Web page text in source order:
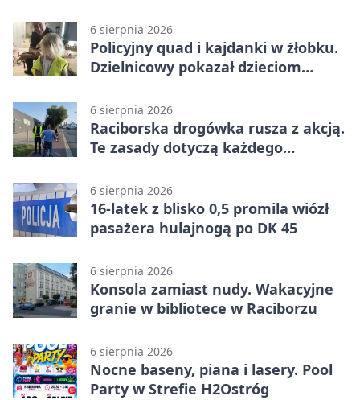
6 sierpnia 2026
Policyjny quad i kajdanki w żłobku.
Dzielnicowy pokazał dzieciom
6 sierpnia 2026
Raciborska drogówka rusza z akcją.
Te zasady dotyczą każdego
6 sierpnia 2026
16-latek z blisko 0,5 promila wiózł
pasażera hulajnogą po DK 45
6 sierpnia 2026
Konsola zamiast nudy. Wakacyjne
granie w bibliotece w Raciborzu
6 sierpnia 2026
Nocne baseny, piana i lasery. Pool
Party w Strefie H2Ostróg